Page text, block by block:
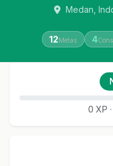
Medan,
12Metas 4
0 XP